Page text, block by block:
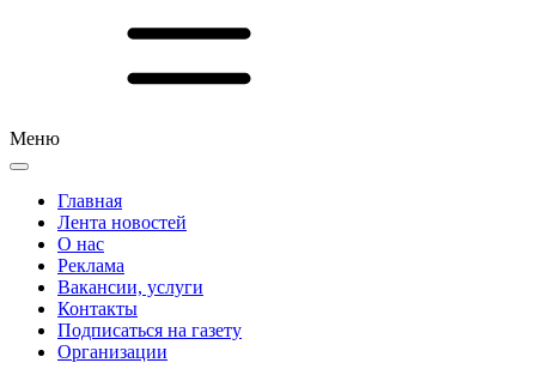
Меню
Главная
Лента новостей
О нас
Реклама
Вакансии, услуги
Контакты
Подписаться на газету
Организации